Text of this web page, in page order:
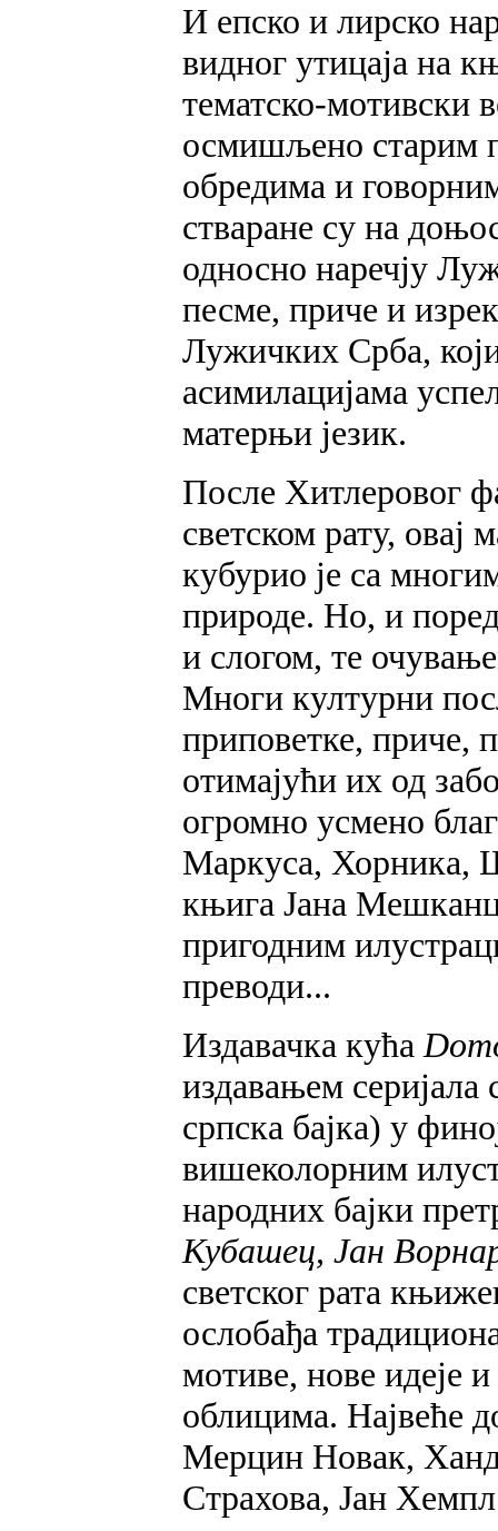
И епско и лирско
видног утицаја на
тематско-мотивски
осмишљено старим
обредима и
стваране су на
односно наречју
песме, приче и
Лужичких Срба,
асимилацијама
матерњи језик.
После Хитлеровог
светском рату, овај
кубурио је са
природе. Но, и
и слогом, те
Многи културни
приповетке, приче,
отимајући их од
огромно усмено
Маркуса, Хорника,
књига Јана
пригодним
преводи...
Издавачка кућа
издавањем
српска бајка) у
вишеколорним
народних бајки
Кубашец, Јан
светског рата
ослобађа
мотиве, нове идеје
облицима. Највеће
Мерцин Новак,
Страхова, Јан